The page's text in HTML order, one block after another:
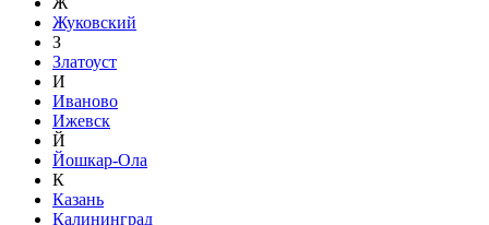
Жуковский
З
Златоуст
И
Иваново
Ижевск
Й
Йошкар-Ола
К
Казань
Калининград